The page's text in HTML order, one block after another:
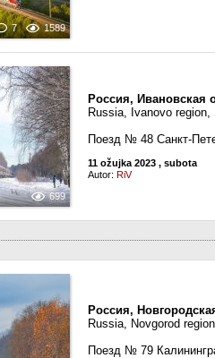
7 1589
699
Россия, Ивановская
Russia, Ivanovo
Поезд № 48 Санкт-
11 ožujka 2023 , subota
Autor: RiV
Россия,
Russia, Novgorod
Поезд № 79